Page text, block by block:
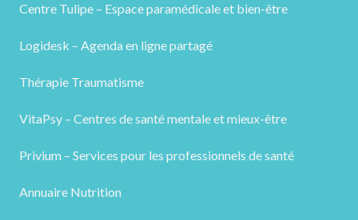
Centre Tulipe – Espace paramédicale et bien-être
Logidesk – Agenda en ligne partagé
Thérapie Traumatisme
VitaPsy – Centres de santé mentale et mieux-être
Privium – Services pour les professionnels de santé
Annuaire Nutrition